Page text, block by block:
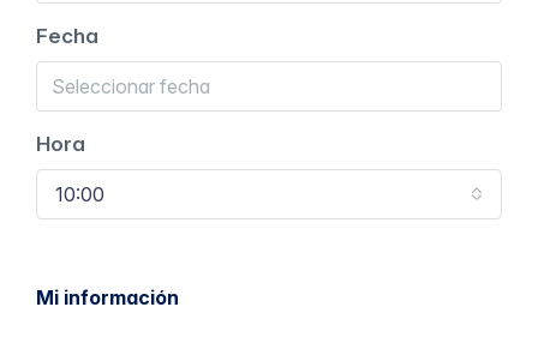
Fecha
Hora
10:00
Mi información